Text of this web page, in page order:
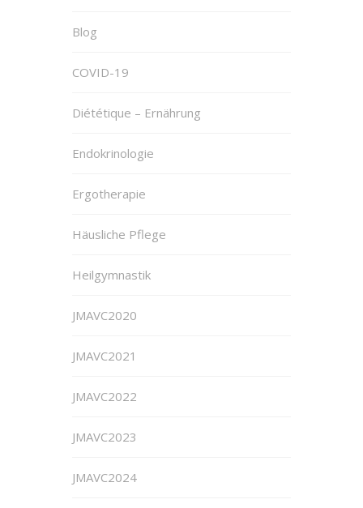
Blog
COVID-19
Diététique – Ernährung
Endokrinologie
Ergotherapie
Häusliche Pflege
Heilgymnastik
JMAVC2020
JMAVC2021
JMAVC2022
JMAVC2023
JMAVC2024